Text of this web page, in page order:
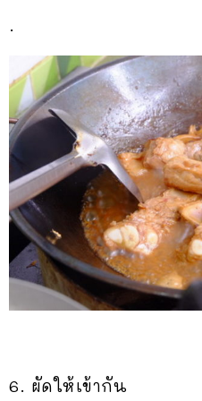
.
6. ผัดให้เข้ากัน